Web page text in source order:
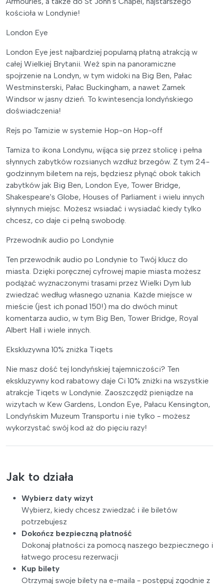
kościoła w Londynie!
London Eye
London Eye jest najbardziej popularną płatną atrakcją w
całej Wielkiej Brytanii. Weź spin na panoramiczne
spojrzenie na Londyn, w tym widoki na Big Ben, Pałac
Westminsterski, Pałac Buckingham, a nawet Zamek
Windsor w jasny dzień. To kwintesencja londyńskiego
doświadczenia!
Rejs po Tamizie w systemie Hop-on Hop-off
Tamiza to ikona Londynu, wijąca się przez stolicę i pełna
słynnych zabytków rozsianych wzdłuż brzegów. Z tym 24-
godzinnym biletem na rejs, będziesz płynąć obok takich
zabytków jak Big Ben, London Eye, Tower Bridge,
Shakespeare's Globe, Houses of Parliament i wielu innych
słynnych miejsc. Możesz wsiadać i wysiadać kiedy tylko
chcesz, co daje ci pełną swobodę.
Przewodnik audio po Londynie
Ten przewodnik audio po Londynie to Twój klucz do
miasta. Dzięki poręcznej cyfrowej mapie miasta możesz
podążać wyznaczonymi trasami przez Wielki Dym lub
zwiedzać według własnego uznania. Każde miejsce w
mieście (jest ich ponad 150!) ma do dwóch minut
komentarza audio, w tym Big Ben, Tower Bridge, Royal
Albert Hall i wiele innych.
Ekskluzywna 10% zniżka Tiqets
Nie masz dość tej londyńskiej tajemniczości? Ten
ekskluzywny kod rabatowy daje Ci 10% zniżki na wszystkie
atrakcje Tiqets w Londynie. Zaoszczędź pieniądze na
wizytach w Kew Gardens, London Eye, Pałacu Kensington,
Londyńskim Muzeum Transportu i nie tylko - możesz
wykorzystać swój kod aż do pięciu razy!
Jak to działa
Wybierz daty wizyt
Wybierz, kiedy chcesz zwiedzać i ile biletów
potrzebujesz
Dokończ bezpieczną płatność
Dokonaj płatności za pomocą naszego bezpiecznego i
łatwego procesu rezerwacji
Kup bilety
Otrzymaj swoje bilety na e-maila - postępuj zgodnie z